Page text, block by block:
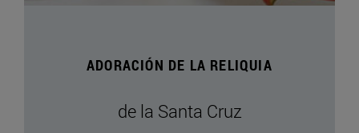
ADORACIÓN DE LA RELIQUIA
de la Santa Cruz